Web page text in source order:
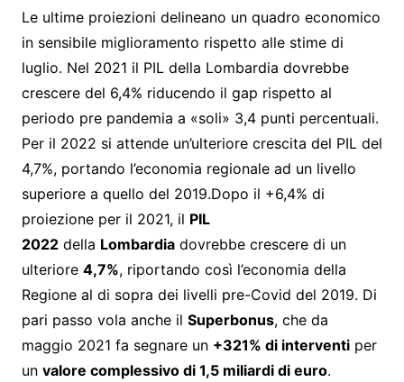
Le ultime proiezioni delineano un quadro economico
in sensibile miglioramento rispetto alle stime di
luglio. Nel 2021 il PIL della Lombardia dovrebbe
crescere del 6,4% riducendo il gap rispetto al
periodo pre pandemia a «soli» 3,4 punti percentuali.
Per il 2022 si attende un’ulteriore crescita del PIL del
4,7%, portando l’economia regionale ad un livello
superiore a quello del 2019.Dopo il +6,4% di
proiezione per il 2021, il PIL
2022della Lombardiadovrebbe crescere di un
ulteriore 4,7%, riportando così l’economia della
Regione al di sopra dei livelli pre-Covid del 2019. Di
pari passo vola anche il Superbonus, che da
maggio 2021 fa segnare un +321% di interventiper
un valore complessivo di 1,5 miliardi di euro.